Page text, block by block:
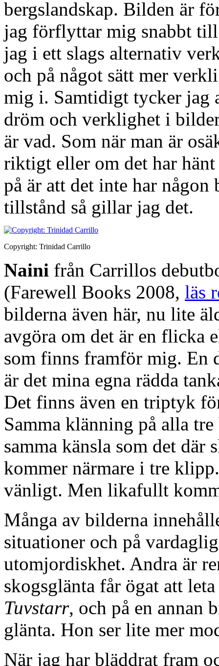
bergslandskap. Bilden är
jag förflyttar mig snabbt till
jag i ett slags alternativ
och på något sätt mer
mig i. Samtidigt tycker jag
dröm och verklighet i
är vad. Som när man är
riktigt eller om det har
på är att det inte har
tillstånd så gillar jag det.
Copyright: Trinidad Carrillo
Naini från Carrillos
(Farewell Books 2008, läs
bilderna även här, nu lite
avgöra om det är en flicka
som finns framför mig. En
är det mina egna rädda
Det finns även en triptyk
Samma klänning på alla
samma känsla som det där
kommer närmare i tre
vänligt. Men likafullt
Många av bilderna
situationer och på
utomjordiskhet. Andra är
skogsglänta får ögat att
Tuvstarr, och på en annan
glänta. Hon ser lite mer
När jag har bläddrat fram